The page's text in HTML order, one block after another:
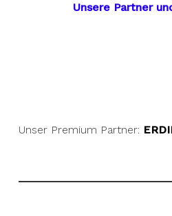
Unsere Partner
Unser Premium Partner: